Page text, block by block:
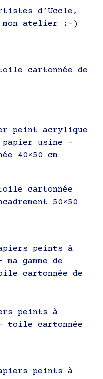
d’Uccle,
atelier :-)
cartonnée de
peint acrylique
usine –
40×50 cm
cartonnée
50×50
peints à
gamme de
cartonnée de
peints à
toile cartonnée
peints à